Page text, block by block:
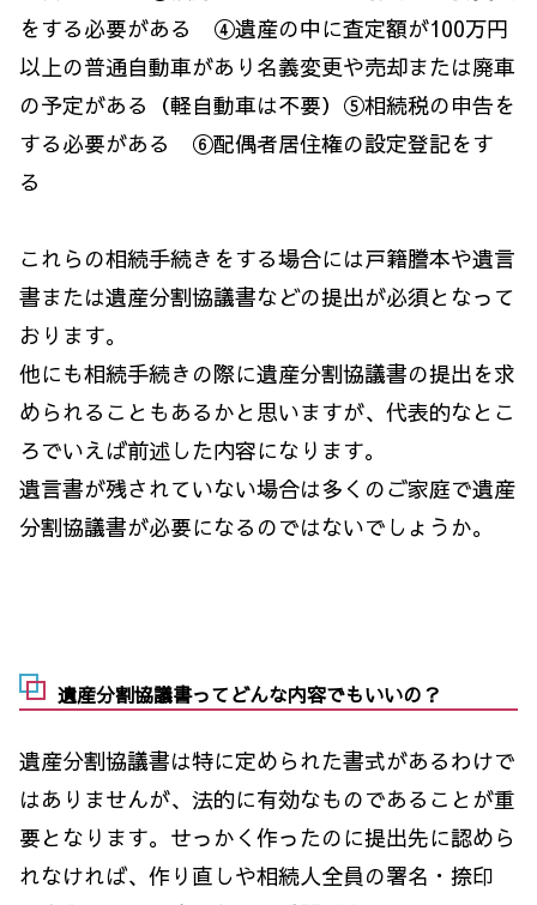
をする必要がある ④遺産の中に査定額が100万円
以上の普通自動車があり名義変更や売却または廃車
の予定がある（軽自動車は不要）⑤相続税の申告を
する必要がある ⑥配偶者居住権の設定登記をす
る
これらの相続手続きをする場合には戸籍謄本や遺言
書または遺産分割協議書などの提出が必須となって
おります。
他にも相続手続きの際に遺産分割協議書の提出を求
められることもあるかと思いますが、代表的なとこ
ろでいえば前述した内容になります。
遺言書が残されていない場合は多くのご家庭で遺産
分割協議書が必要になるのではないでしょうか。
遺産分割協議書ってどんな内容でもいいの？
遺産分割協議書は特に定められた書式があるわけで
はありませんが、法的に有効なものであることが重
要となります。せっかく作ったのに提出先に認めら
れなければ、作り直しや相続人全員の署名・捺印